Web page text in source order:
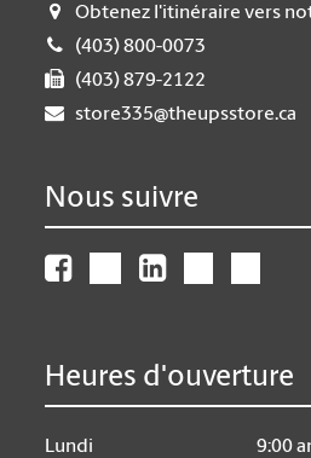
Obtenez l'itinéraire vers
(403) 800-0073
(403) 879-2122
store335@theupsstore.ca
Nous suivre
Heures d'ouverture
Lundi
9:00